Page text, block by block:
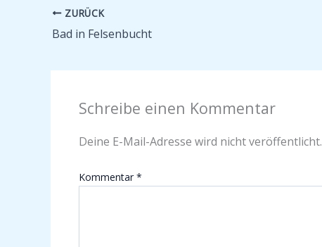
ZURÜCK
Bad in Felsenbucht
Schreibe einen Kommentar
Deine E-Mail-Adresse wird nicht veröffentlicht.
Kommentar *